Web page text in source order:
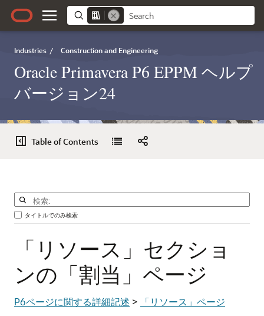
Industries / Construction and Engineering
Oracle Primavera P6 EPPM ヘルプ
バージョン24
Table of Contents
タイトルでのみ検索
「リソース」セクショ
ンの「割当」ページ
P6ページに関する詳細記述 >
「リソース」ページ